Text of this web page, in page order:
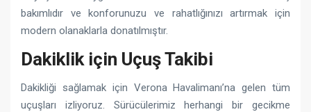
bakımlıdır ve konforunuzu ve rahatlığınızı artırmak için
modern olanaklarla donatılmıştır.
Dakiklik için Uçuş Takibi
Dakikliği sağlamak için Verona Havalimanı’na gelen tüm
uçuşları izliyoruz. Sürücülerimiz herhangi bir gecikme